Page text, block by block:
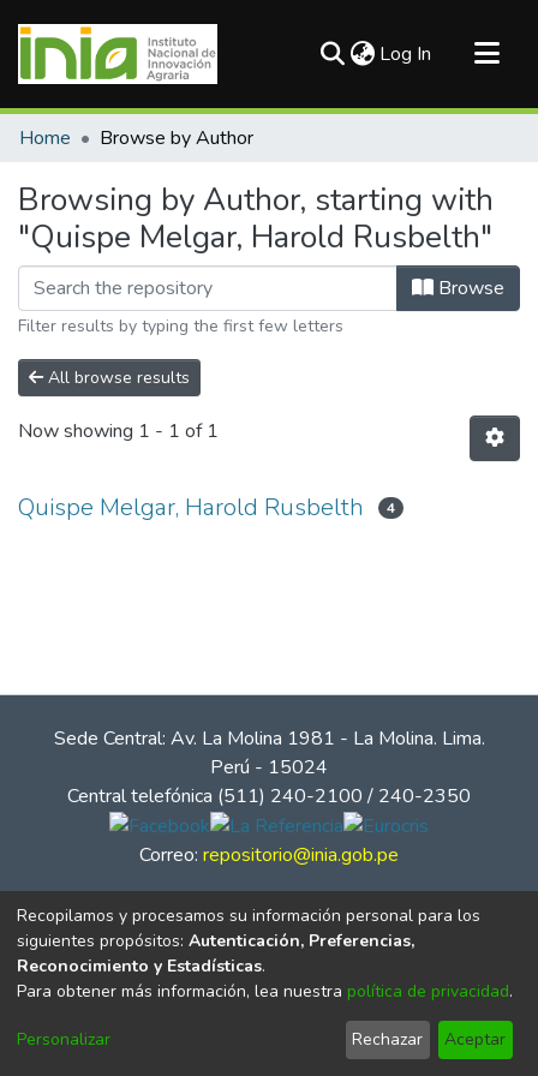
Log In (current)
Communities & Collections
Home Browse by Author
Browsing by Author, starting with
"Quispe Melgar, Harold Rusbelth"
Browse
Filter results by typing the first few letters
All browse results
Now showing 1 - 1 of 1
Quispe Melgar, Harold Rusbelth 4
Sede Central: Av. La Molina 1981 - La Molina. Lima.
Perú - 15024
Central telefónica (511) 240-2100 / 240-2350
Correo: repositorio@inia.gob.pe
© Instituto Nacional de Innovación Agraria - INIA
Recopilamos y procesamos su información personal para los
siguientes propósitos: Autenticación, Preferencias,
Reconocimiento y Estadísticas.
Para obtener más información, lea nuestra política de privacidad.
Personalizar Rechazar Aceptar